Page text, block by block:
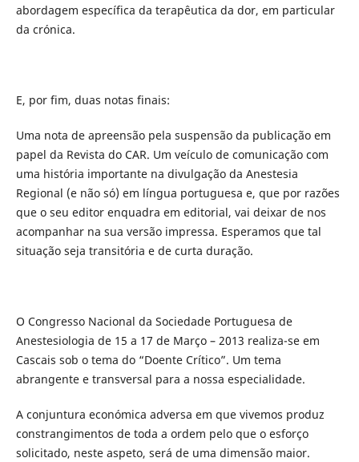
abordagem específica da terapêutica da dor, em particular
da crónica.
E, por fim, duas notas finais:
Uma nota de apreensão pela suspensão da publicação em
papel da Revista do CAR. Um veículo de comunicação com
uma história importante na divulgação da Anestesia
Regional (e não só) em língua portuguesa e, que por razões
que o seu editor enquadra em editorial, vai deixar de nos
acompanhar na sua versão impressa. Esperamos que tal
situação seja transitória e de curta duração.
O Congresso Nacional da Sociedade Portuguesa de
Anestesiologia de 15 a 17 de Março – 2013 realiza-se em
Cascais sob o tema do “Doente Crítico”. Um tema
abrangente e transversal para a nossa especialidade.
A conjuntura económica adversa em que vivemos produz
constrangimentos de toda a ordem pelo que o esforço
solicitado, neste aspeto, será de uma dimensão maior.